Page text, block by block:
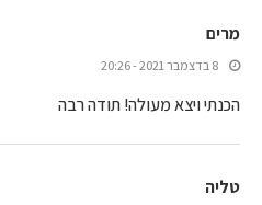
מרים
8 בדצמבר 2021 - 20:26
הכנתי ויצא מעולה! תודה רבה
טליה